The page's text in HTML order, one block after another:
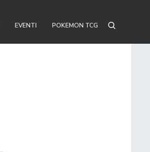
EVENTI POKEMON TCG